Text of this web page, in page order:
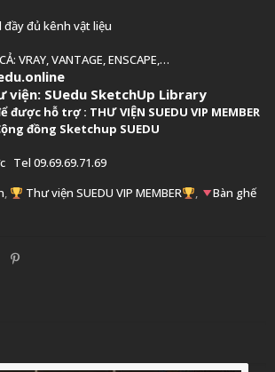
đầy đủ kênh vật liệu
VRAY, VANTAGE, ENSCAPE,…
viện: SUedu SketchUp Library
được hỗ trợ : THƯ VIỆN SUEDU VIP MEMBER
đồng Sketchup SUEDU
Tel 09.69.69.71.69
, Thư viện SUEDU VIP MEMBER , Bàn ghế